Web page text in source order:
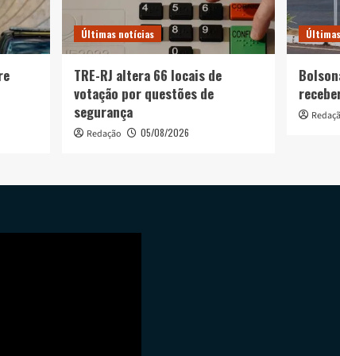
Últimas notícias
TRE-RJ altera 66 locais de
votação por questões de
segurança
Redação 05/08/2026
Bolsonaro pede ao STF